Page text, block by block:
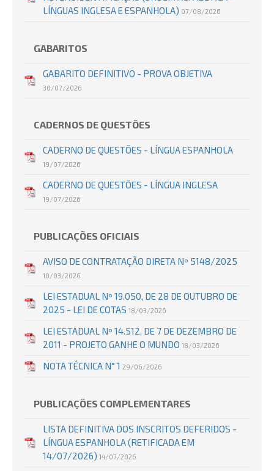
LÍNGUAS INGLESA E ESPANHOLA) 07/08/2026
GABARITOS
GABARITO DEFINITIVO - PROVA OBJETIVA
30/07/2026
CADERNOS DE QUESTÕES
CADERNO DE QUESTÕES - LÍNGUA ESPANHOLA
19/07/2026
CADERNO DE QUESTÕES - LÍNGUA INGLESA
19/07/2026
PUBLICAÇÕES OFICIAIS
AVISO DE CONTRATAÇÃO DIRETA Nº 5148/2025
10/03/2026
LEI ESTADUAL Nº 19.050, DE 28 DE OUTUBRO DE
2025 - LEI DE COTAS 18/03/2026
LEI ESTADUAL Nº 14.512, DE 7 DE DEZEMBRO DE
2011 - PROJETO GANHE O MUNDO 18/03/2026
NOTA TÉCNICA N° 1 29/06/2026
PUBLICAÇÕES COMPLEMENTARES
LISTA DEFINITIVA DOS INSCRITOS DEFERIDOS -
LÍNGUA ESPANHOLA (RETIFICADA EM
14/07/2026) 14/07/2026